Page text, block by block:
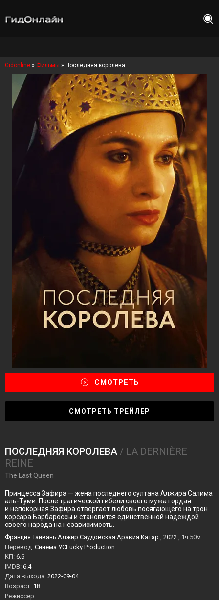
Gidonline » Фильмы » Последняя королева
СМОТРЕТЬ
СМОТРЕТЬ ТРЕЙЛЕР
ПОСЛЕДНЯЯ КОРОЛЕВА / LA DERNIÈRE
REINE
The Last Queen
Принцесса Зафира — жена последнего султана Алжира Салима
аль-Туми. После трагической гибели своего мужа гордая
и непокорная Зафира отвергает любовь посягающего на трон
корсара Барбароссы и становится единственной надеждой
своего народа на независимость.
Франция Тайвань Алжир Саудовская Аравия Катар , 2022 , 1ч 50м
Перевод: Синема УСLucky Production
KП: 6.6
IMDB: 6.4
Дата выхода: 2022-09-04
Возраст: 18
Режиссер: